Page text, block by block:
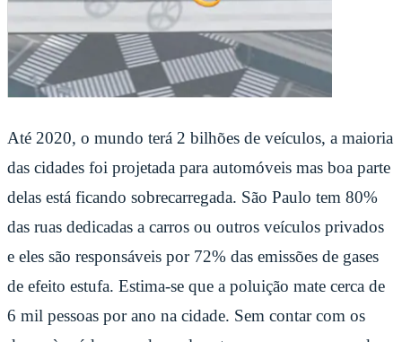
Até 2020, o mundo terá 2 bilhões de veículos, a maioria
das cidades foi projetada para automóveis mas boa parte
delas está ficando sobrecarregada. São Paulo tem 80%
das ruas dedicadas a carros ou outros veículos privados
e eles são responsáveis por 72% das emissões de gases
de efeito estufa. Estima-se que a poluição mate cerca de
6 mil pessoas por ano na cidade. Sem contar com os